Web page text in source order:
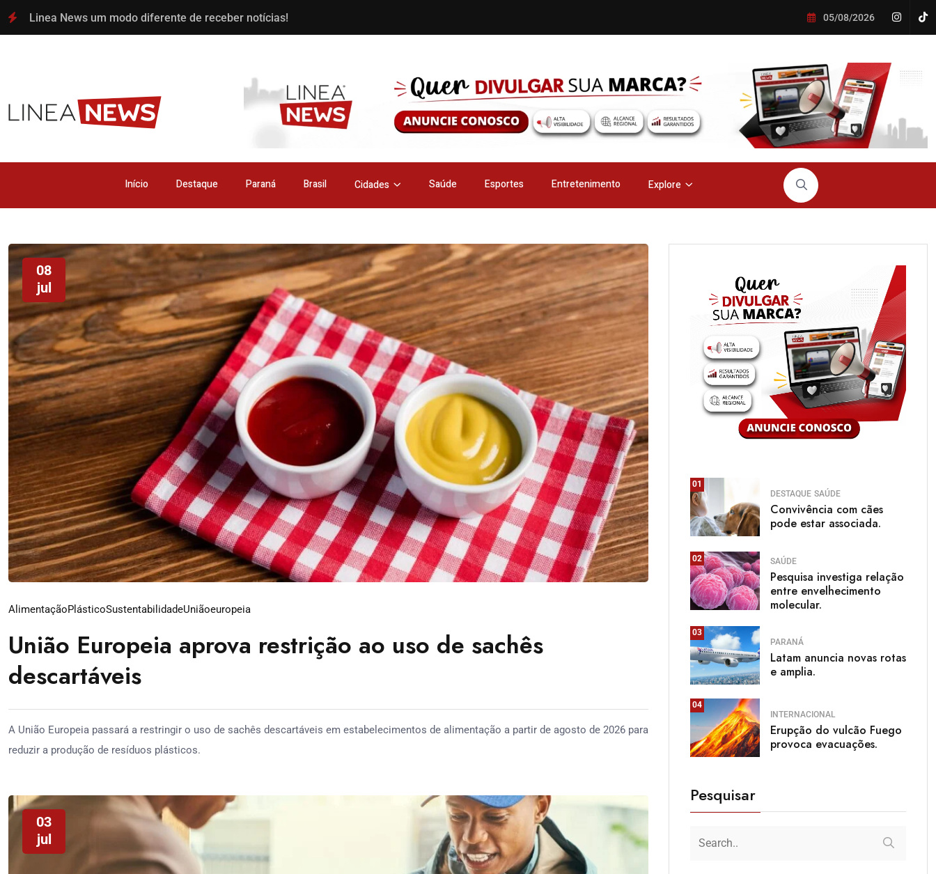
Linea News um modo diferente de receber notícias! 05/08/2026
Início Destaque Paraná Brasil Cidades Saúde Esportes Entretenimento Explore
08
jul
AlimentaçãoPlásticoSustentabilidadeUniãoeuropeia
União Europeia aprova restrição ao uso de sachês
descartáveis
A União Europeia passará a restringir o uso de sachês descartáveis em estabelecimentos de alimentação a partir de agosto de 2026 para
reduzir a produção de resíduos plásticos.
03
jul
01
DESTAQUE SAÚDE
Convivência com cães
pode estar associada.
02 SAÚDE
Pesquisa investiga relação
entre envelhecimento
molecular.
03
PARANÁ
Latam anuncia novas rotas
e amplia.
04
INTERNACIONAL
Erupção do vulcão Fuego
provoca evacuações.
Pesquisar